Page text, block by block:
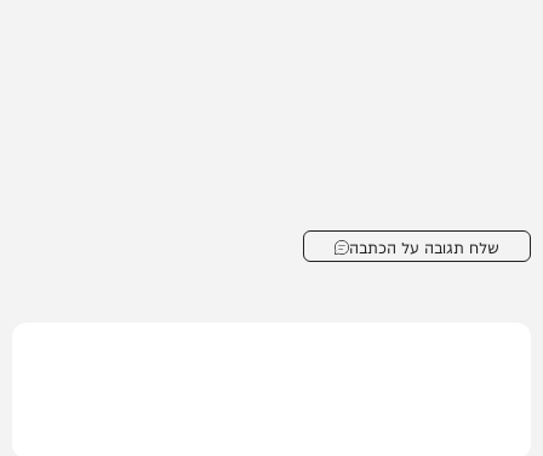
שלח תגובה על הכתבה